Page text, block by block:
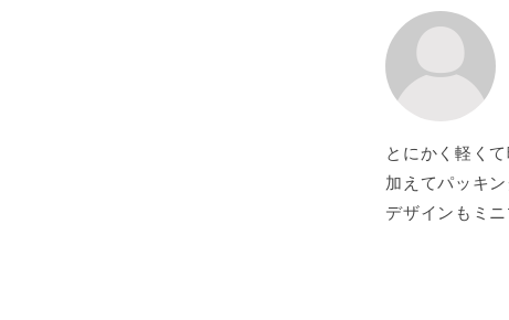
とにかく軽くて
加えてパッキ
デザインもミ